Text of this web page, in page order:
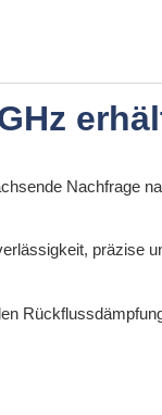
Nachfrage
präzise